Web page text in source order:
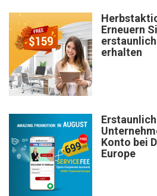
Erneuern
erhalten
Konto bei
Europe